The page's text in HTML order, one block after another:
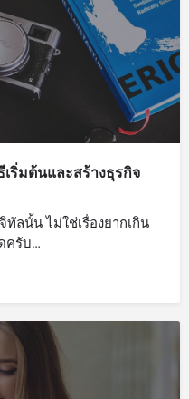
ริ่มต้นและสร้างธุรกิจ
ลนั้น ไม่ใช่เรื่องยากเกิน
ครับ…